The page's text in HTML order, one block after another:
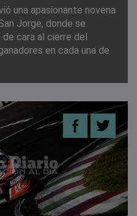
una apasionante novena
Jorge, donde se
cara al cierre del
en cada una de